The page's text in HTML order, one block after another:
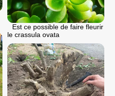
Est ce possible de faire fleurir
le crassula ovata